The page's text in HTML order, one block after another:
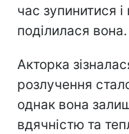
час зупинитися
поділилася вона.
Акторка
розлучення
однак вона
вдячністю та